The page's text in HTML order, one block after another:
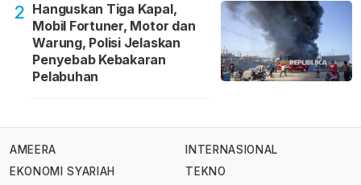
2 Hanguskan Tiga Kapal,
Mobil Fortuner, Motor dan
Warung, Polisi Jelaskan
Penyebab Kebakaran
Pelabuhan
AMEERA
EKONOMI SYARIAH
INTERNASIONAL
TEKNO